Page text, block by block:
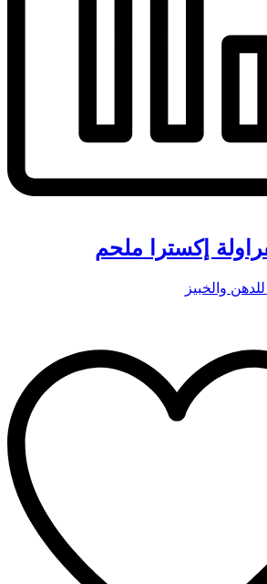
إكسترا ملحم